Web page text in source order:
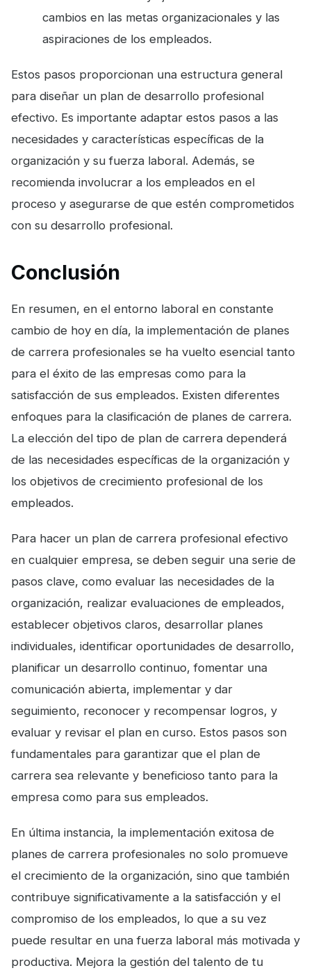
cambios en las metas organizacionales y las
aspiraciones de los empleados.
Estos pasos proporcionan una estructura general
para diseñar un plan de desarrollo profesional
efectivo. Es importante adaptar estos pasos a las
necesidades y características específicas de la
organización y su fuerza laboral. Además, se
recomienda involucrar a los empleados en el
proceso y asegurarse de que estén comprometidos
con su desarrollo profesional.
Conclusión
En resumen, en el entorno laboral en constante
cambio de hoy en día, la implementación de planes
de carrera profesionales se ha vuelto esencial tanto
para el éxito de las empresas como para la
satisfacción de sus empleados. Existen diferentes
enfoques para la clasificación de planes de carrera.
La elección del tipo de plan de carrera dependerá
de las necesidades específicas de la organización y
los objetivos de crecimiento profesional de los
empleados.
Para hacer un plan de carrera profesional efectivo
en cualquier empresa, se deben seguir una serie de
pasos clave, como evaluar las necesidades de la
organización, realizar evaluaciones de empleados,
establecer objetivos claros, desarrollar planes
individuales, identificar oportunidades de desarrollo,
planificar un desarrollo continuo, fomentar una
comunicación abierta, implementar y dar
seguimiento, reconocer y recompensar logros, y
evaluar y revisar el plan en curso. Estos pasos son
fundamentales para garantizar que el plan de
carrera sea relevante y beneficioso tanto para la
empresa como para sus empleados.
En última instancia, la implementación exitosa de
planes de carrera profesionales no solo promueve
el crecimiento de la organización, sino que también
contribuye significativamente a la satisfacción y el
compromiso de los empleados, lo que a su vez
puede resultar en una fuerza laboral más motivada y
productiva. Mejora la gestión del talento de tu